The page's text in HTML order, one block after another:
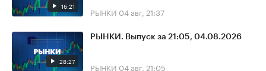
16:21 РЫНКИ 04 авг, 21:37
28:27
РЫНКИ. Выпуск за 21:05, 04.08.2026
РЫНКИ 04 авг, 21:05